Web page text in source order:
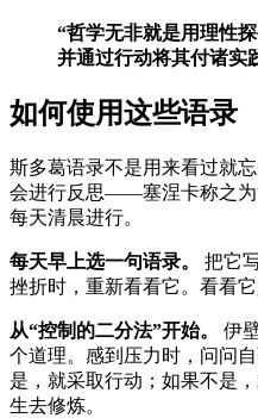
“哲学无非就是用理性
并通过行动将其付诸实
如何使用这些语录
斯多葛语录不是用来看过就
会进行反思——塞涅卡称之为
每天清晨进行。
每天早上选一句语录。
把它
挫折时，重新看看它。看看
从“控制的二分法”开始。
伊
个道理。感到压力时，问问
是，就采取行动；如果不是
生去修炼。